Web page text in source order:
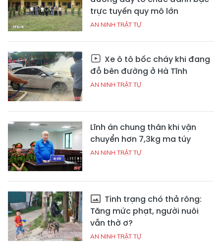
trực tuyến quy mô lớn
AN NINH TRẬT TỰ
Xe ô tô bốc cháy khi đang
đỗ bên đường ở Hà Tĩnh
AN NINH TRẬT TỰ
Lĩnh án chung thân khi vận
chuyển hơn 7,3kg ma túy
AN NINH TRẬT TỰ
Tình trạng chó thả rông:
Tăng mức phạt, người nuôi
vẫn thờ ơ?
AN NINH TRẬT TỰ